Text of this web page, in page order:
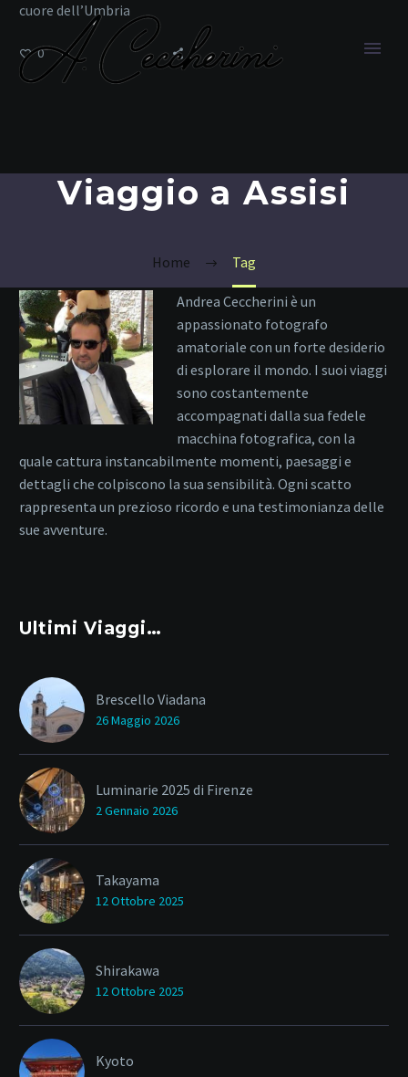
Viaggio a Assisi
Home Tag
cuore dell’Umbria
0
Andrea Ceccherini è un
appassionato fotografo
amatoriale con un forte desiderio
di esplorare il mondo. I suoi viaggi
sono costantemente
accompagnati dalla sua fedele
macchina fotografica, con la
quale cattura instancabilmente momenti, paesaggi e
dettagli che colpiscono la sua sensibilità. Ogni scatto
rappresenta un prezioso ricordo e una testimonianza delle
sue avventure.
Ultimi Viaggi…
Brescello Viadana
26 Maggio 2026
Luminarie 2025 di Firenze
2 Gennaio 2026
Takayama
12 Ottobre 2025
Shirakawa
12 Ottobre 2025
Kyoto